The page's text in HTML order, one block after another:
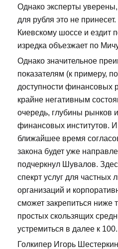
Однако эксперты уверены,
для рубля это не
Киевскому шоссе и ездит
изредка объезжает по
Однако значительное
показателям (к примеру,
доступности финансовых
крайне негативным
очередь, глубины рынков
финансовых институтов.
ближайшее время
закона будет уже
подчеркнул Шувалов.
спекрт услуг для частных
организаций и
сможет закрепиться ниже
простых скользящих
устремиться в далее к 100.
Голкипер Игорь